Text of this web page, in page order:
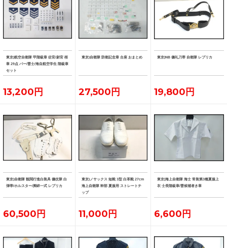
東京)航空自衛隊 甲階級章 佐官/尉官 桜
章 29点 バー/曹士/海自航空学生 階級章
セット
13,200円
東京)自衛隊 防衛記念章 台座 おまとめ
27,500円
東京)NB 儀礼刀帯 自衛隊 レプリカ
19,800円
東京)自衛隊 観閲行進白装具 儀仗隊 白
弾帯/ホルスター/脚絆一式 レプリカ
60,500円
東京)ノサックス 短靴 3型 白革靴 27cm
海上自衛隊 幹部 夏服用 ストレートチ
ップ
11,000円
東京)海上自衛隊 海士 常装第3種夏服上
衣 士長階級章/曹候補者き章
6,600円